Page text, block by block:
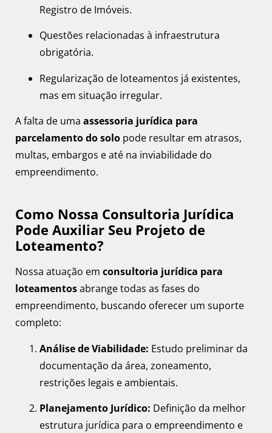
Registro de Imóveis.
Questões relacionadas à infraestrutura
obrigatória.
Regularização de loteamentos já existentes,
mas em situação irregular.
A falta de uma assessoria jurídica para
parcelamento do solo pode resultar em atrasos,
multas, embargos e até na inviabilidade do
empreendimento.
Como Nossa Consultoria Jurídica
Pode Auxiliar Seu Projeto de
Loteamento?
Nossa atuação em consultoria jurídica para
loteamentosabrange todas as fases do
empreendimento, buscando oferecer um suporte
completo:
Análise de Viabilidade: Estudo preliminar da
documentação da área, zoneamento,
restrições legais e ambientais.
Planejamento Jurídico: Definição da melhor
estrutura jurídica para o empreendimento e